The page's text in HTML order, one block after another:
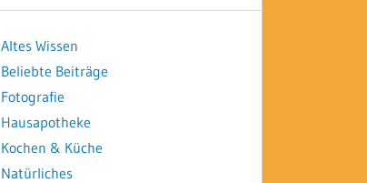
Altes Wissen
Beliebte Beiträge
Fotografie
Hausapotheke
Kochen & Küche
Natürliches